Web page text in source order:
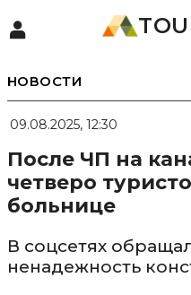
НОВОСТИ
09.08.2025, 12:30
После ЧП на
четверо
больнице
В соцсетях
ненадежность